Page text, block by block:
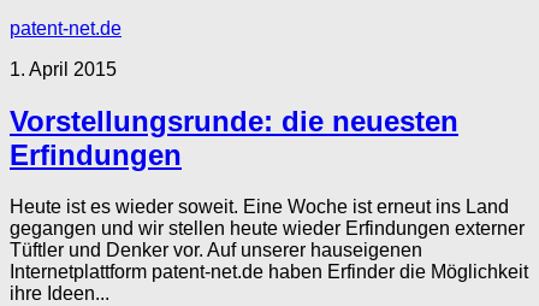
patent-net.de
1. April 2015
Vorstellungsrunde: die neuesten
Erfindungen
Heute ist es wieder soweit. Eine Woche ist erneut ins Land
gegangen und wir stellen heute wieder Erfindungen externer
Tüftler und Denker vor. Auf unserer hauseigenen
Internetplattform patent-net.de haben Erfinder die Möglichkeit
ihre Ideen...